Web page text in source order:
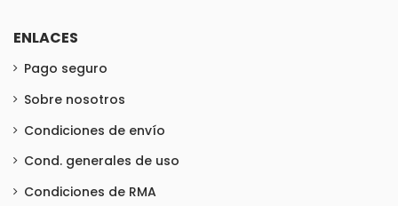
ENLACES
Pago seguro
Sobre nosotros
Condiciones de envío
Cond. generales de uso
Condiciones de RMA